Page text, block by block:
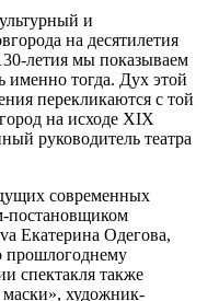
и
на десятилетия
летия мы показываем
именно тогда. Дух этой
перекликаются с той
на исходе XIX
руководитель театра
современных
постановщиком
Екатерина Одегова,
прошлогоднему
спектакля также
маски», художник-